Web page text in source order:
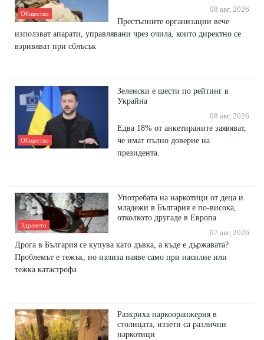
Общество
08 авг, 2026
Престъпните организации вече
използват апарати, управлявани чрез очила, които директно се
взривяват при сблъсък
Общество
Зеленски е шести по рейтинг в
Украйна
08 авг, 2026
Едва 18% от анкетираните заявяват,
че имат пълно доверие на
президента.
Здравето
Употребата на наркотици от деца и
младежи в България е по-висока,
отколкото другаде в Европа
07 авг, 2026
Дрога в България се купува като дъвка, а къде е държавата?
Проблемът е тежък, но излиза наяве само при насилие или
тежка катастрофа
Разкриха наркооранжерия в
столицата, иззети са различни
наркотици